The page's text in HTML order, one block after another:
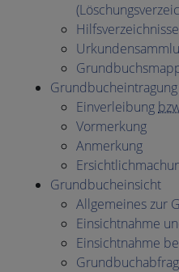
Hilfsverzeichnisse
Grundbucheintragung
Einverleibung
Vormerkung
Anmerkung
Grundbucheinsicht
Allgemeines zur
Einsichtnahme
Einsichtnahme